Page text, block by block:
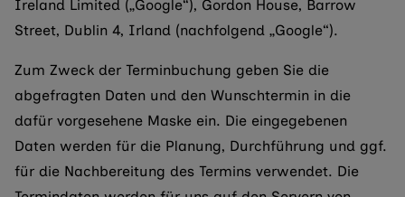
Ireland Limited („Google“), Gordon House, Barrow
Street, Dublin 4, Irland (nachfolgend „Google“).
Zum Zweck der Terminbuchung geben Sie die
abgefragten Daten und den Wunschtermin in die
dafür vorgesehene Maske ein. Die eingegebenen
Daten werden für die Planung, Durchführung und ggf.
für die Nachbereitung des Termins verwendet. Die